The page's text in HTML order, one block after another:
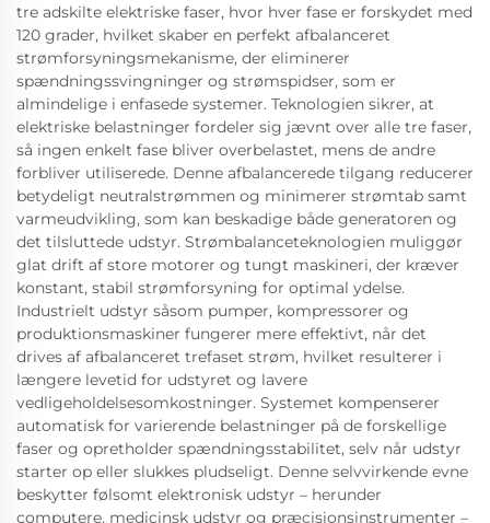
tre adskilte elektriske faser, hvor hver fase er forskydet med
120 grader, hvilket skaber en perfekt afbalanceret
strømforsyningsmekanisme, der eliminerer
spændningssvingninger og strømspidser, som er
almindelige i enfasede systemer. Teknologien sikrer, at
elektriske belastninger fordeler sig jævnt over alle tre faser,
så ingen enkelt fase bliver overbelastet, mens de andre
forbliver utiliserede. Denne afbalancerede tilgang reducerer
betydeligt neutralstrømmen og minimerer strømtab samt
varmeudvikling, som kan beskadige både generatoren og
det tilsluttede udstyr. Strømbalanceteknologien muliggør
glat drift af store motorer og tungt maskineri, der kræver
konstant, stabil strømforsyning for optimal ydelse.
Industrielt udstyr såsom pumper, kompressorer og
produktionsmaskiner fungerer mere effektivt, når det
drives af afbalanceret trefaset strøm, hvilket resulterer i
længere levetid for udstyret og lavere
vedligeholdelsesomkostninger. Systemet kompenserer
automatisk for varierende belastninger på de forskellige
faser og opretholder spændningsstabilitet, selv når udstyr
starter op eller slukkes pludseligt. Denne selvvirkende evne
beskytter følsomt elektronisk udstyr – herunder
computere, medicinsk udstyr og præcisionsinstrumenter –